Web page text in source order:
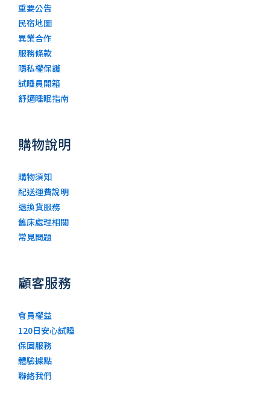
重要公告
民宿地圖
異業合作
服務條款
隱私權保護
試睡員開箱
舒適睡眠指南
購物說明
購物須知
配送運費說明
退換貨服務
舊床處理相關
常見問題
顧客服務
會員權益
120日安心試睡
保固服務
體驗據點
聯絡我們